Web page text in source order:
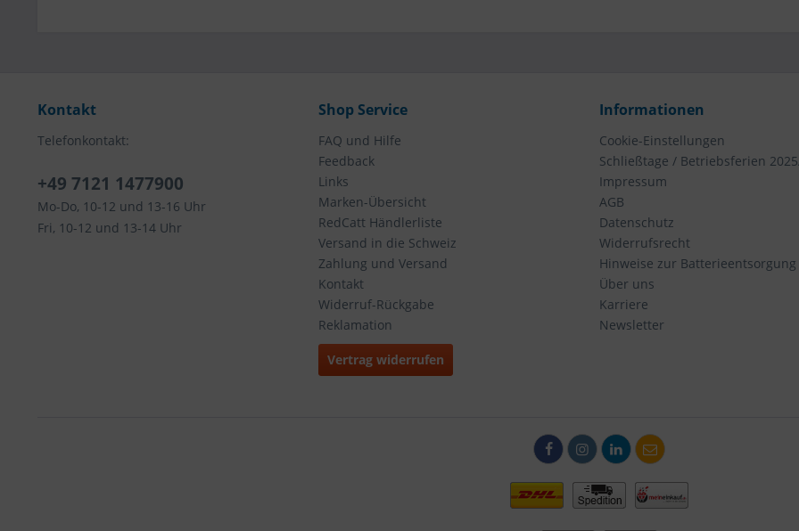
Kontakt
Telefonkontakt:
+49 7121 1477900
Mo-Do, 10-12 und 13-16 Uhr
Fri, 10-12 und 13-14 Uhr
Shop Service
FAQ und Hilfe
Feedback
Links
Marken-Übersicht
RedCatt Händlerliste
Versand in die Schweiz
Zahlung und Versand
Kontakt
Widerruf-Rückgabe
Reklamation
Vertrag widerrufen
Informationen
Cookie-Einstellungen
Schließtage / Betriebsferien
Impressum
AGB
Datenschutz
Widerrufsrecht
Hinweise zur Batterieentsorgung
Über uns
Karriere
Newsletter